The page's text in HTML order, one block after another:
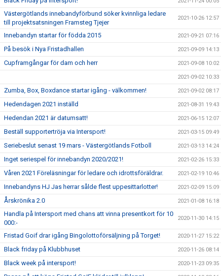
Västergötlands innebandyförbund söker kvinnliga ledare
till projektsatsningen Framsteg Tjejer
2021-10-26 12:57
Innebandyn startar för födda 2015 2021-09-21 07:16
På besök i Nya Fristadhallen 2021-09-09 14:13
Cupframgångar för dam och herr 2021-09-08 10:02
2021-09-02 10:33
Zumba, Box, Boxdance startar igång - välkommen! 2021-09-02 08:17
Hedendagen 2021 inställd 2021-08-31 19:43
Hedendan 2021 är datumsatt! 2021-06-15 12:07
Beställ supportertröja via Intersport! 2021-03-15 09:49
Seriebeslut senast 19 mars - Västergötlands Fotboll 2021-03-13 14:24
Inget seriespel för innebandyn 2020/2021! 2021-02-26 15:33
Våren 2021 Föreläsningar för ledare och idrottsföräldrar. 2021-02-19 10:46
Innebandyns HJ Jas herrar sålde flest uppesittarlotter! 2021-02-09 15:09
Årskrönika 2.0 2021-01-08 16:18
Handla på Intersport med chans att vinna presentkort för 10
000:-
2020-11-30 14:15
Fristad Goif drar igång Bingolottoförsäljning på Torget! 2020-11-27 15:22
Black friday på Klubbhuset 2020-11-26 08:14
Black week på intersport! 2020-11-23 09:35